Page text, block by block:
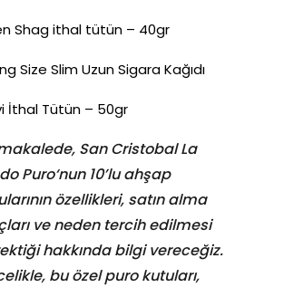
Shag ithal tütün – 40gr
Size Slim Uzun Sigara Kağıdı
İthal Tütün – 50gr
San Cristobal La
Puro‘nun 10’lu ahşap
özellikleri, satın alma
ve neden tercih edilmesi
hakkında bilgi vereceğiz.
bu özel puro kutuları,